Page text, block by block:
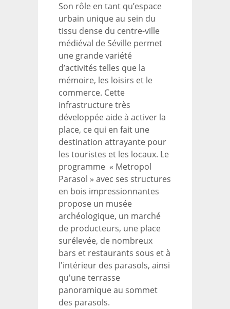
Son rôle en tant qu’espace
urbain unique au sein du
tissu dense du centre-ville
médiéval de Séville permet
une grande variété
d’activités telles que la
mémoire, les loisirs et le
commerce. Cette
infrastructure très
développée aide à activer la
place, ce qui en fait une
destination attrayante pour
les touristes et les locaux. Le
programme « Metropol
Parasol » avec ses structures
en bois impressionnantes
propose un musée
archéologique, un marché
de producteurs, une place
surélevée, de nombreux
bars et restaurants sous et à
l'intérieur des parasols, ainsi
qu'une terrasse
panoramique au sommet
des parasols.